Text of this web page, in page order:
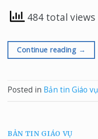
484 total views
Continue reading →
Posted in Bản tin Giáo vụ
BẢN TIN GIÁO VỤ